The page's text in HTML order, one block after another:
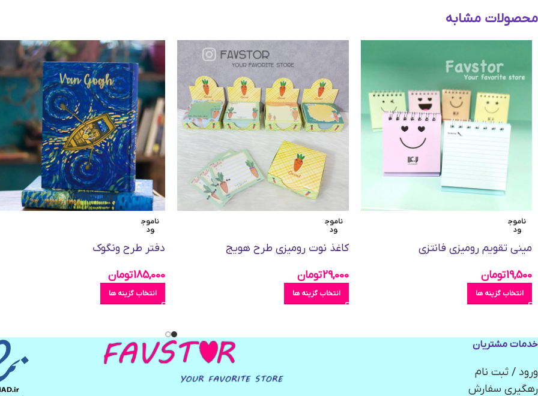
محصولات مشابه
ناموج
ود
مینی تقویم رومیزی فانتزی
19,500تومان
انتخاب گزینه ها
ناموج
ود
کاغذ نوت رومیزی طرح هویج
29,000تومان
انتخاب گزینه ها
ناموج
ود
دفتر طرح ونگوک
185,000تومان
انتخاب گزینه ها
خدمات مشتریان
ورود / ثبت نام
رهگیری سفارش
Telegram